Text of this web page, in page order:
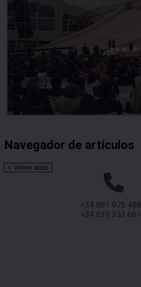
Navegador de artículos
+34 881 978 488
+34 639 353 661